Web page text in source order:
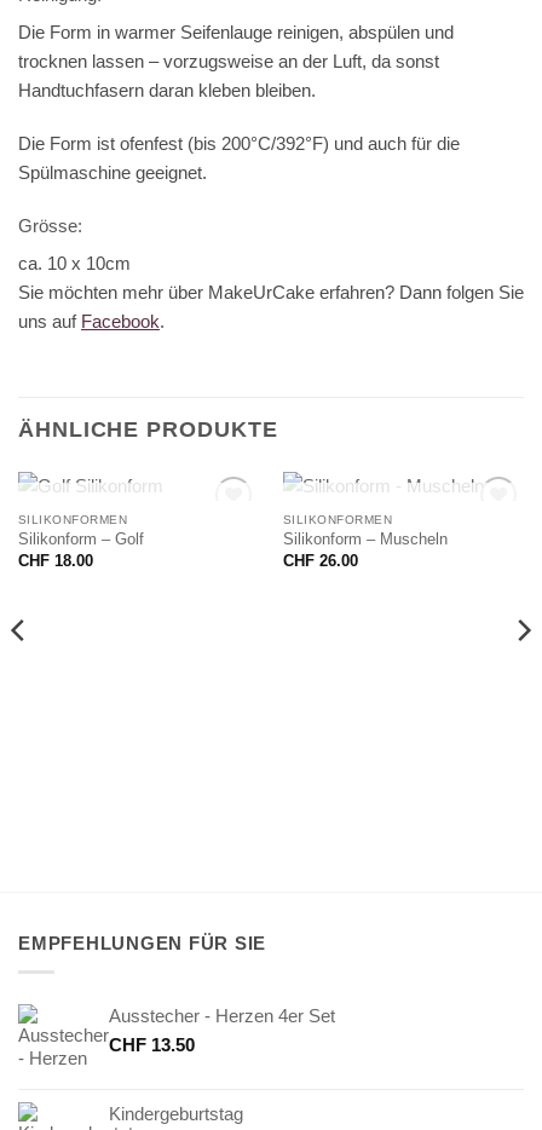
Die Form in warmer Seifenlauge reinigen, abspülen und
trocknen lassen – vorzugsweise an der Luft, da sonst
Handtuchfasern daran kleben bleiben.
Die Form ist ofenfest (bis 200°C/392°F) und auch für die
Spülmaschine geeignet.
Grösse:
ca. 10 x 10cm
Sie möchten mehr über MakeUrCake erfahren? Dann folgen Sie
uns auf Facebook.
ÄHNLICHE PRODUKTE
NICHT VORRÄTIG
SILIKONFORMEN
Silikonform – Golf
CHF18.00
NICHT VORRÄTIG
SILIKONFORMEN
Silikonform – Muscheln
CHF26.00
EMPFEHLUNGEN FÜR SIE
Ausstecher - Herzen 4er Set
CHF 13.50
Kindergeburtstag